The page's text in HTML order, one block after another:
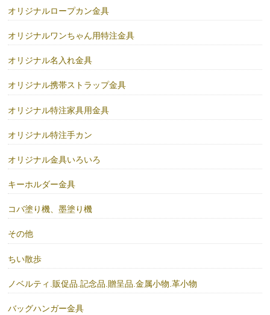
オリジナルロープカン金具
オリジナルワンちゃん用特注金具
オリジナル名入れ金具
オリジナル携帯ストラップ金具
オリジナル特注家具用金具
オリジナル特注手カン
オリジナル金具いろいろ
キーホルダー金具
コバ塗り機、墨塗り機
その他
ちい散歩
ノベルティ.販促品.記念品.贈呈品.金属小物.革小物
バッグハンガー金具